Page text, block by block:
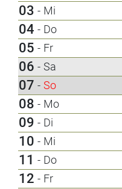
03 - Mi
04 - Do
05 - Fr
06 - Sa
07 - So
08 - Mo
09 - Di
10 - Mi
11 - Do
12 - Fr